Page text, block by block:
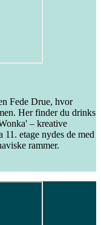
Fede Drue, hvor
Her finder du drinks
– kreative
etage nydes de med
rammer.